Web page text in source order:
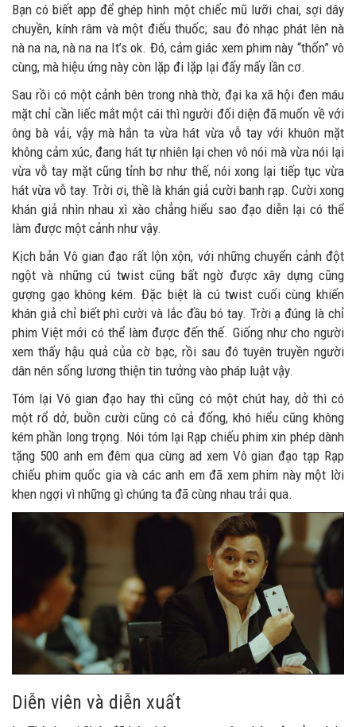
Bạn có biết app để ghép hình một chiếc mũ lưỡi chai, sợi dây
chuyền, kính râm và một điếu thuốc; sau đó nhạc phát lên nà
nà na na, nà na na It’s ok. Đó, cảm giác xem phim này “thốn” vô
cùng, mà hiệu ứng này còn lặp đi lặp lại đấy mấy lần cơ.
Sau rồi có một cảnh bên trong nhà thờ, đại ka xã hội đen máu
mặt chỉ cần liếc mắt một cái thì người đối diện đã muốn về với
ông bà vải, vậy mà hắn ta vừa hát vừa vỗ tay với khuôn mặt
không cảm xúc, đang hát tự nhiên lại chen vô nói mà vừa nói lại
vừa vỗ tay mặt cũng tỉnh bơ như thế, nói xong lại tiếp tục vừa
hát vừa vỗ tay. Trời ơi, thề là khán giả cười banh rạp. Cười xong
khán giả nhìn nhau xì xào chẳng hiểu sao đạo diễn lại có thể
làm được một cảnh như vậy.
Kịch bản Vô gian đạo rất lộn xộn, với những chuyển cảnh đột
ngột và những cú twist cũng bất ngờ được xây dựng cũng
gượng gạo không kém. Đặc biệt là cú twist cuối cùng khiến
khán giả chỉ biết phì cười và lắc đầu bó tay. Trời ạ đúng là chỉ
phim Việt mới có thể làm được đến thế. Giống như cho người
xem thấy hậu quả của cờ bạc, rồi sau đó tuyên truyền người
dân nên sống lương thiện tin tưởng vào pháp luật vậy.
Tóm lại Vô gian đạo hay thì cũng có một chút hay, dở thì có
một rổ dở, buồn cười cũng có cả đống, khó hiểu cũng không
kém phần long trọng. Nói tóm lại Rạp chiếu phim xin phép dành
tặng 500 anh em đêm qua cùng ad xem Vô gian đạo tạp Rạp
chiếu phim quốc gia và các anh em đã xem phim này một lời
khen ngợi vì những gì chúng ta đã cùng nhau trải qua.
Diễn viên và diễn xuất